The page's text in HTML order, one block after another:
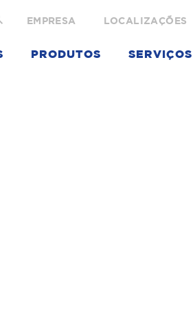
EMPRESA LOCALIZAÇÕES
PRODUTOS SERVIÇOS